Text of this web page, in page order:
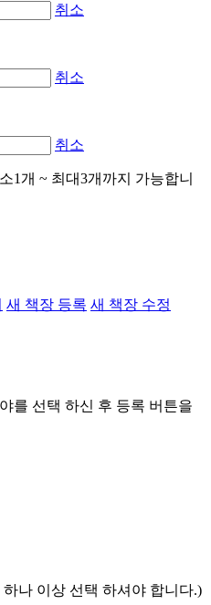
취소
취소
취소
1개 ~ 최대3개까지 가능합니
새 책장 등록 새 책장 수정
를 선택 하신 후 등록 버튼을
나 이상 선택 하셔야 합니다.)